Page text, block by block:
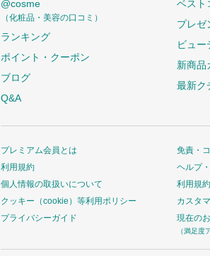
@cosme
（化粧品・美容の口コミ）
ランキング
ポイント・クーポン
ブログ
Q&A
ベスト
プレゼ
ビュー
新商品
最新ク
プレミアム会員とは
利用規約
個人情報の取扱いについて
クッキー（cookie）等利用ポリシー
プライバシーガイド
免責・
ヘルプ
利用規
カスタ
現在の
（満足度